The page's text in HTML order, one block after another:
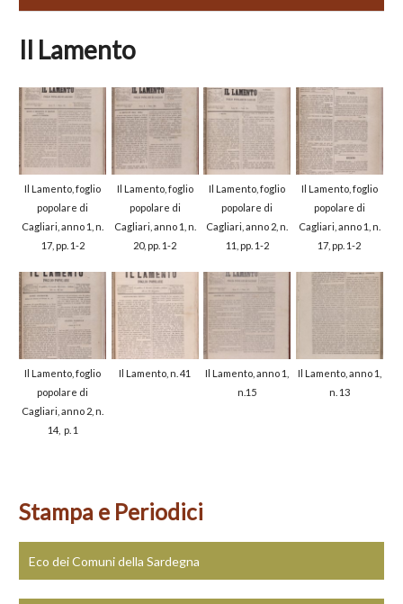
Il Lamento
Il Lamento, foglio
popolare di
Cagliari, anno 1, n.
17, pp. 1-2
Il Lamento, foglio
popolare di
Cagliari, anno 1, n.
20, pp. 1-2
Il Lamento, foglio
popolare di
Cagliari, anno 2, n.
11, pp. 1-2
Il Lamento, foglio
popolare di
Cagliari, anno 1, n.
17, pp. 1-2
Il Lamento, foglio
popolare di
Cagliari, anno 2, n.
14, p. 1
Il Lamento, n. 41
Il Lamento, anno 1,
n.15
Il Lamento, anno 1,
n. 13
Stampa e Periodici
Eco dei Comuni della Sardegna